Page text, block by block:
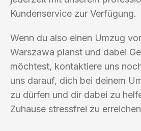
Kundenservice zur Verfügung.
Wenn du also einen Umzug
Warszawa planst und dabei
möchtest, kontaktiere uns
uns darauf, dich bei deinem
zu dürfen und dir dabei zu
Zuhause stressfrei zu